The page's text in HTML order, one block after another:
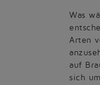
Was
Arten
auf
sich